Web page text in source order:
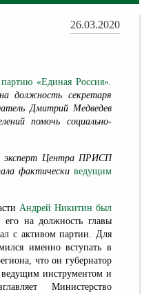
26.03.2020
«Единая Россия».
должность секретаря
Дмитрий Медведев
помочь социально-
эксперт Центра ПРИСП
фактическиведущим
Андрей Никитин был
на должность главы
с активом партии. Для
именно вступать в
что он губернатор
ведущим инструментом и
Министерство